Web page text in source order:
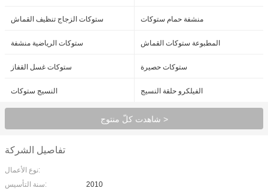
ستوكات الزجاج تنظيف القماش منشفة حمام ستوكات
ستوكات الرياضية منشفة المطبوعة ستوكات القماش
ستوكات غسل القفاز ستوكات حصيرة
النسيج ستوكات الفيلكرو حلقة النسيج
شاهدت كلّ منتوج >
تفاصيل الشركة
نوع الأعمال:
سنة التأسيس:
2010